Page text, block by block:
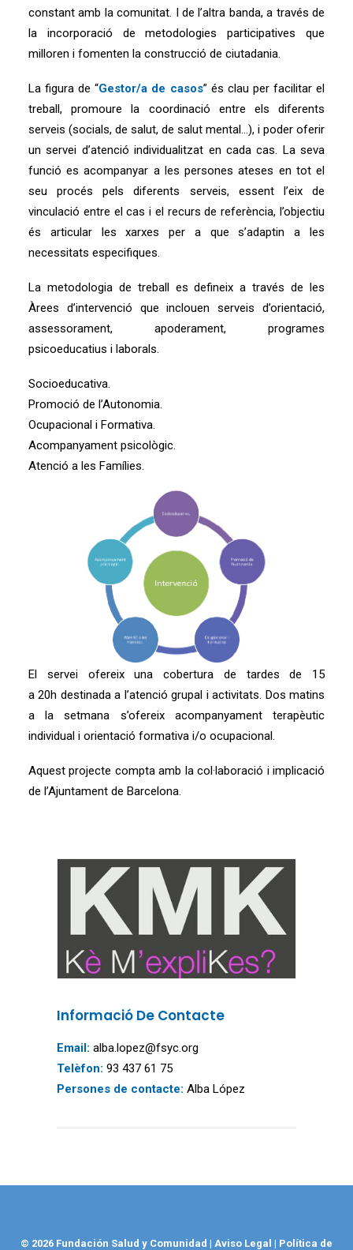
constant amb la comunitat. I de l’altra banda, a través de
la incorporació de metodologies participatives que
milloren i fomenten la construcció de ciutadania.
La figura de “Gestor/a de casos” és clau per facilitar el
treball, promoure la coordinació entre els diferents
serveis (socials, de salut, de salut mental…), i poder oferir
un servei d’atenció individualitzat en cada cas. La seva
funció es acompanyar a les persones ateses en tot el
seu procés pels diferents serveis, essent l’eix de
vinculació entre el cas i el recurs de referència, l’objectiu
és articular les xarxes per a que s’adaptin a les
necessitats especifiques.
La metodologia de treball es defineix a través de les
Àrees d’intervenció que inclouen serveis d’orientació,
assessorament, apoderament, programes
psicoeducatius i laborals.
Socioeducativa.
Promoció de l’Autonomia.
Ocupacional i Formativa.
Acompanyament psicològic.
Atenció a les Famílies.
El servei ofereix una cobertura de tardes de 15
a 20h destinada a l’atenció grupal i activitats. Dos matins
a la setmana s’ofereix acompanyament terapèutic
individual i orientació formativa i/o ocupacional.
Aquest projecte compta amb la col·laboració i implicació
de l’Ajuntament de Barcelona.
Informació De Contacte
Email: alba.lopez@fsyc.org
Telèfon: 93 437 61 75
Persones de contacte: Alba López
© 2026 Fundación Salud y Comunidad | Aviso Legal | Política de